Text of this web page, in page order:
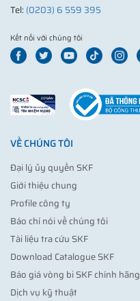
Tel: (0203) 6 559 395
Kết nối với chúng tôi
VỀ CHÚNG TÔI
Đại lý ủy quyền SKF
Giới thiệu chung
Profile công ty
Báo chí nói về chúng tôi
Tài liệu tra cứu SKF
Download Catalogue SKF
Báo giá vòng bi SKF chính hãng
Dịch vụ kỹ thuật